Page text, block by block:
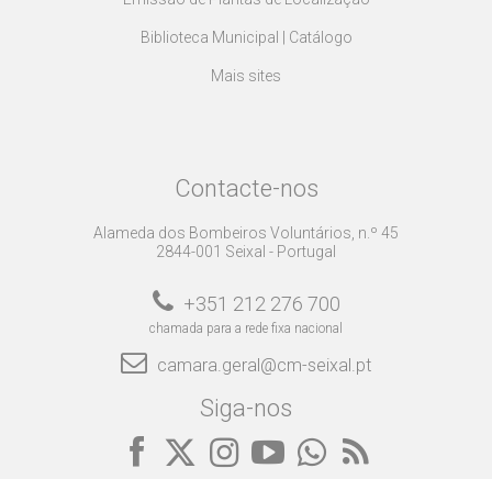
Biblioteca Municipal | Catálogo
Mais sites
Contacte-nos
Alameda dos Bombeiros Voluntários, n.º 45
2844-001 Seixal - Portugal
+351 212 276 700
chamada para a rede fixa nacional
camara.geral@cm-seixal.pt
Siga-nos